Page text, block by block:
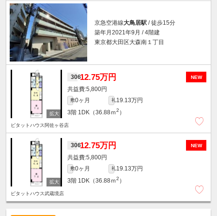
京急空港線大鳥居駅 / 徒歩15分
築年月2021年9月 / 4階建
東京都大田区大森南１丁目
NEW
30612.75万円
5,800円
敷0ヶ月 礼19.13万円
3階 1DK（36.88ｍ2 ）
ピタットハウス阿佐ヶ谷店
NEW
30612.75万円
5,800円
敷0ヶ月 礼19.13万円
3階 1DK（36.88ｍ2 ）
ピタットハウス武蔵境店